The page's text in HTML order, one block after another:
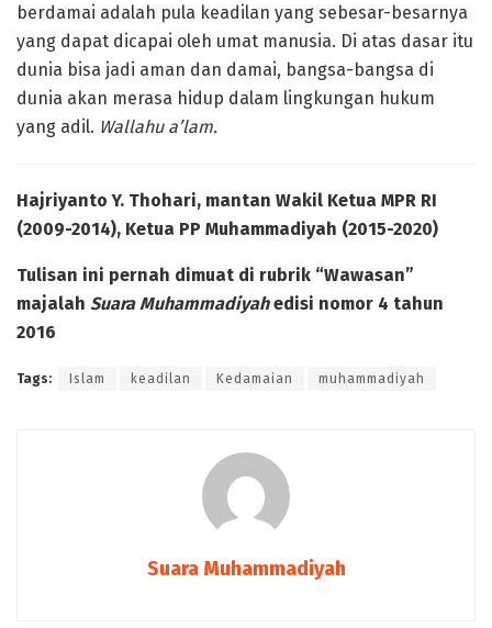
berdamai adalah pula keadilan yang sebesar-besarnya
yang dapat dicapai oleh umat manusia. Di atas dasar itu
dunia bisa jadi aman dan damai, bangsa-bangsa di
dunia akan merasa hidup dalam lingkungan hukum
yang adil. Wallahu a’lam.
Hajriyanto Y. Thohari, mantan Wakil Ketua MPR RI
(2009-2014), Ketua PP Muhammadiyah (2015-2020)
Tulisan ini pernah dimuat di rubrik “Wawasan”
majalah Suara Muhammadiyahedisi nomor 4 tahun
2016
Tags: Islam keadilan Kedamaian muhammadiyah
Suara Muhammadiyah